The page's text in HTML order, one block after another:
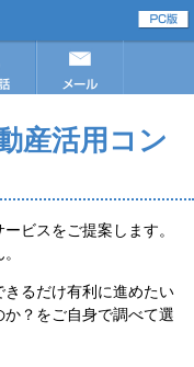
産活用コン
ビスをご提案します。
るだけ有利に進めたい
？をご自身で調べて選